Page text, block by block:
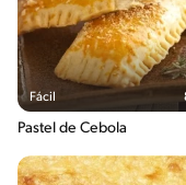
Fácil
Pastel de Cebola